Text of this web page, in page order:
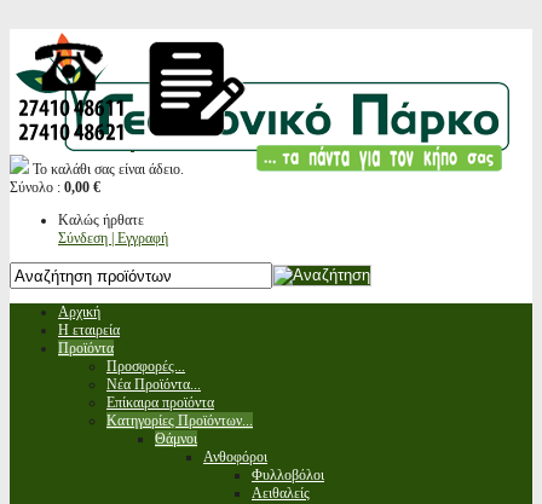
Το καλάθι σας είναι άδειο.
Σύνολο : 0,00 €
Καλώς ήρθατε
Σύνδεση | Εγγραφή
Αρχική
Η εταιρεία
Προϊόντα
Προσφορές...
Νέα Προϊόντα...
Επίκαιρα προϊόντα
Κατηγορίες Προϊόντων...
Θάμνοι
Ανθοφόροι
Φυλλοβόλοι
Αειθαλείς